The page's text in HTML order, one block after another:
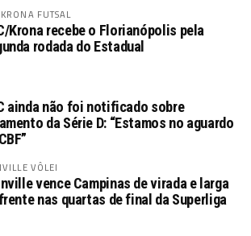
FUTSAL
Krona recebe o Florianópolis pela
rodada do Estadual
ainda não foi notificado sobre
da Série D: “Estamos no aguardo
VÔLEI
vence Campinas de virada e larga
nas quartas de final da Superliga